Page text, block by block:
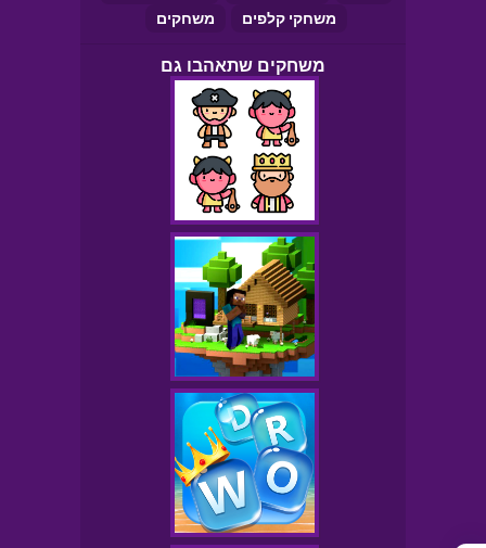
משחקי קלפים
משחקים
משחקים שתאהבו גם